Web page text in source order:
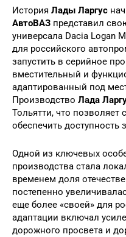
История Лады Ларгус
АвтоВАЗ представил
универсала Dacia Logan
для российского
запустить в серийное
вместительный и
адаптированный под
Производство Лада
Тольятти, что позволяет
обеспечить доступность
Одной из ключевых
производства стала
временем доля
постепенно
еще более «своей» для
адаптации включал
дорожного просвета и